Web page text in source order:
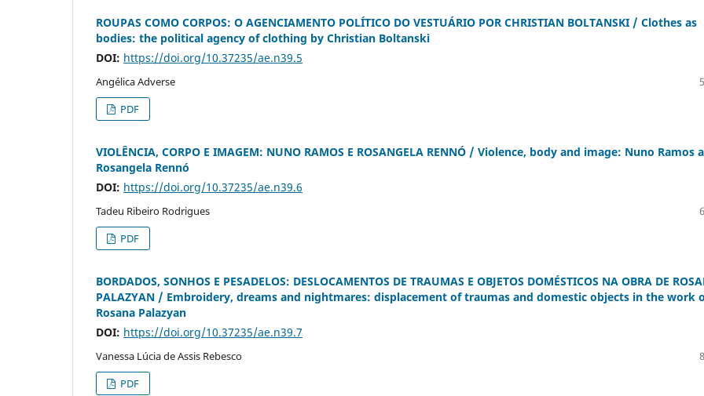
ROUPAS COMO CORPOS: O AGENCIAMENTO POLÍTICO DO VESTUÁRIO POR CHRISTIAN BOLTANSKI / Clothes as
bodies: the political agency of clothing by Christian Boltanski
DOI: https://doi.org/10.37235/ae.n39.5
Angélica Adverse
PDF
VIOLÊNCIA, CORPO E IMAGEM: NUNO RAMOS E ROSANGELA RENNÓ / Violence, body and image: Nuno Ramos
Rosangela Rennó
DOI: https://doi.org/10.37235/ae.n39.6
Tadeu Ribeiro Rodrigues
PDF
BORDADOS, SONHOS E PESADELOS: DESLOCAMENTOS DE TRAUMAS E OBJETOS DOMÉSTICOS NA OBRA DE
PALAZYAN / Embroidery, dreams and nightmares: displacement of traumas and domestic objects in the work
Rosana Palazyan
DOI: https://doi.org/10.37235/ae.n39.7
Vanessa Lúcia de Assis Rebesco
PDF